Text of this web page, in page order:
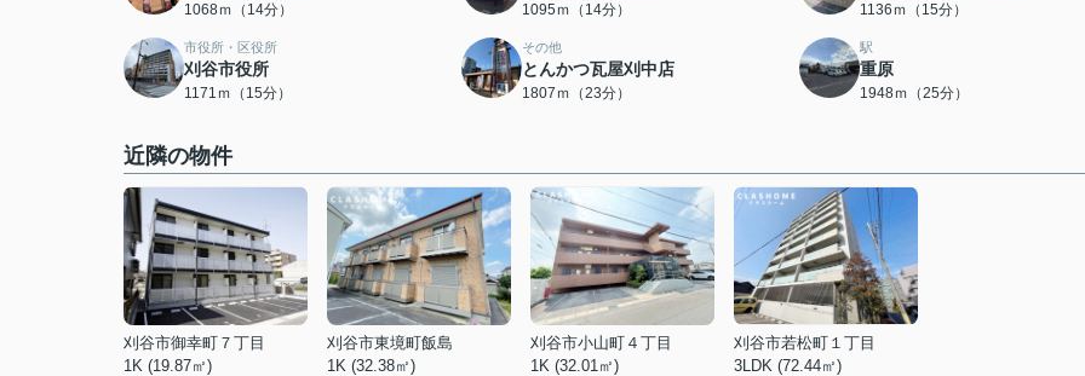
1068ｍ（14分） 1095ｍ（14分） 1136ｍ（15分）
市役所・区役所
刈谷市役所
1171ｍ（15分）
その他
とんかつ瓦屋刈中店
1807ｍ（23分）
駅
重原
1948ｍ（25分）
近隣の物件
刈谷市御幸町７丁目
1K (19.87㎡)
刈谷市東境町飯島
1K (32.38㎡)
刈谷市小山町４丁目
1K (32.01㎡)
刈谷市若松町１丁目
3LDK (72.44㎡)